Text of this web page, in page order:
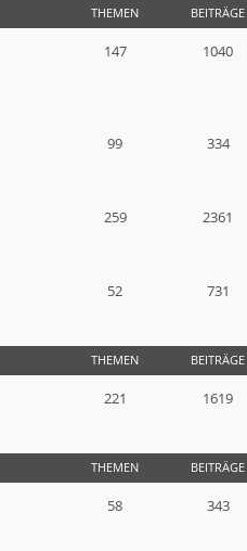
THEMEN BEITRÄGE
147 1040
99 334
259 2361
52 731
THEMEN BEITRÄGE
221 1619
THEMEN BEITRÄGE
58 343